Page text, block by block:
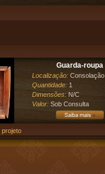
Guarda-roupa
Localização: Consolação
Quantidade: 1
Dimensões: N/C
Valor: Sob Consulta
projeto